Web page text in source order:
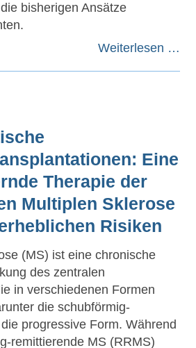
bisherigen Ansätze
Weiterlesen …
Eine
Therapie der
Multiplen Sklerose
Risiken
(MS) ist eine chronische
des zentralen
in verschiedenen Formen
die schubförmig-
progressive Form. Während
remittierende MS (RRMS)